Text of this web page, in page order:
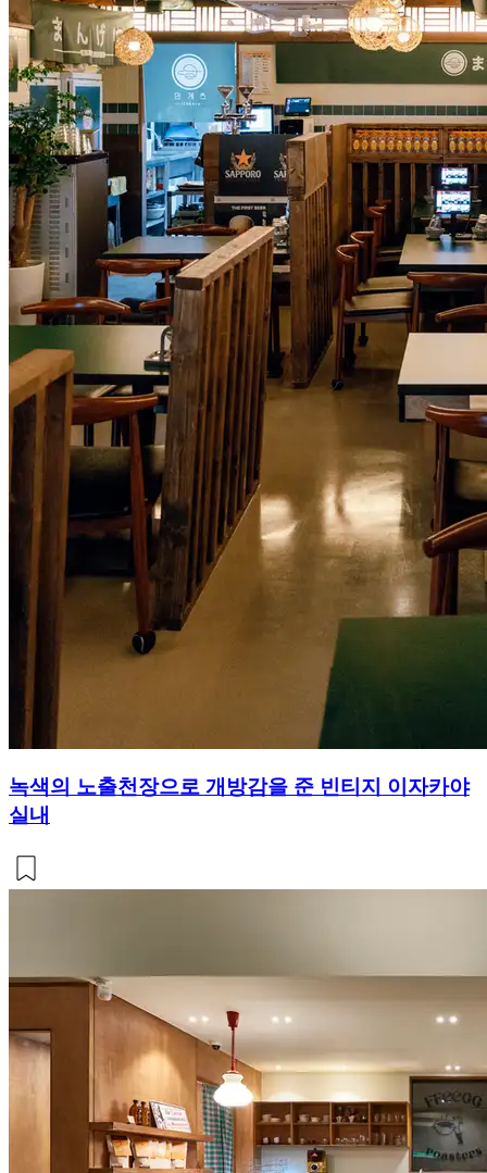
녹색의 노출천장으로 개방감을 준 빈티지 이자카야
실내